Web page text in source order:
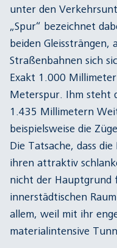
unter den
„Spur“ bezeichnet
beiden Gleissträngen,
Straßenbahnen sich
Exakt 1.000
Meterspur. Ihm steht
1.435 Millimetern
beispielsweise die
Die Tatsache, dass
ihren attraktiv
nicht der Hauptgrund
innerstädtischen
allem, weil mit ihr
materialintensive